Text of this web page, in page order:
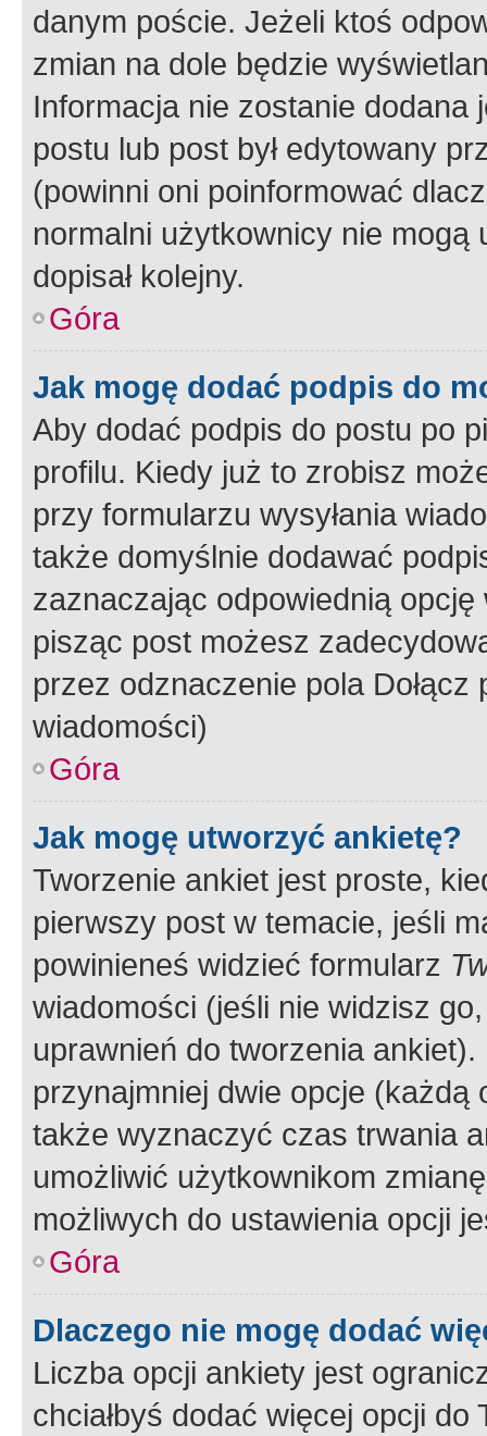
danym poście. Jeżeli ktoś
zmian na dole będzie
Informacja nie zostanie dodana
postu lub post był edytowany
(powinni oni poinformować
normalni użytkownicy nie
dopisał kolejny.
Góra
Jak mogę dodać podpis do
Aby dodać podpis do postu po
profilu. Kiedy już to zrobisz
przy formularzu wysyłania
także domyślnie dodawać
zaznaczając odpowiednią
pisząc post możesz
przez odznaczenie pola
wiadomości)
Góra
Jak mogę utworzyć ankietę?
Tworzenie ankiet jest proste,
pierwszy post w temacie, jeśli
powinieneś widzieć formularz
wiadomości (jeśli nie widzisz
uprawnień do tworzenia
przynajmniej dwie opcje
także wyznaczyć czas trwania
umożliwić użytkownikom
możliwych do ustawienia opcji
Góra
Dlaczego nie mogę dodać
Liczba opcji ankiety jest
chciałbyś dodać więcej opcji